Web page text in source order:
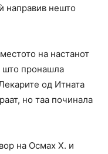
направив нешто
на настанот
што пронашла
од Итната
но таа починала
на Осмах Х. и